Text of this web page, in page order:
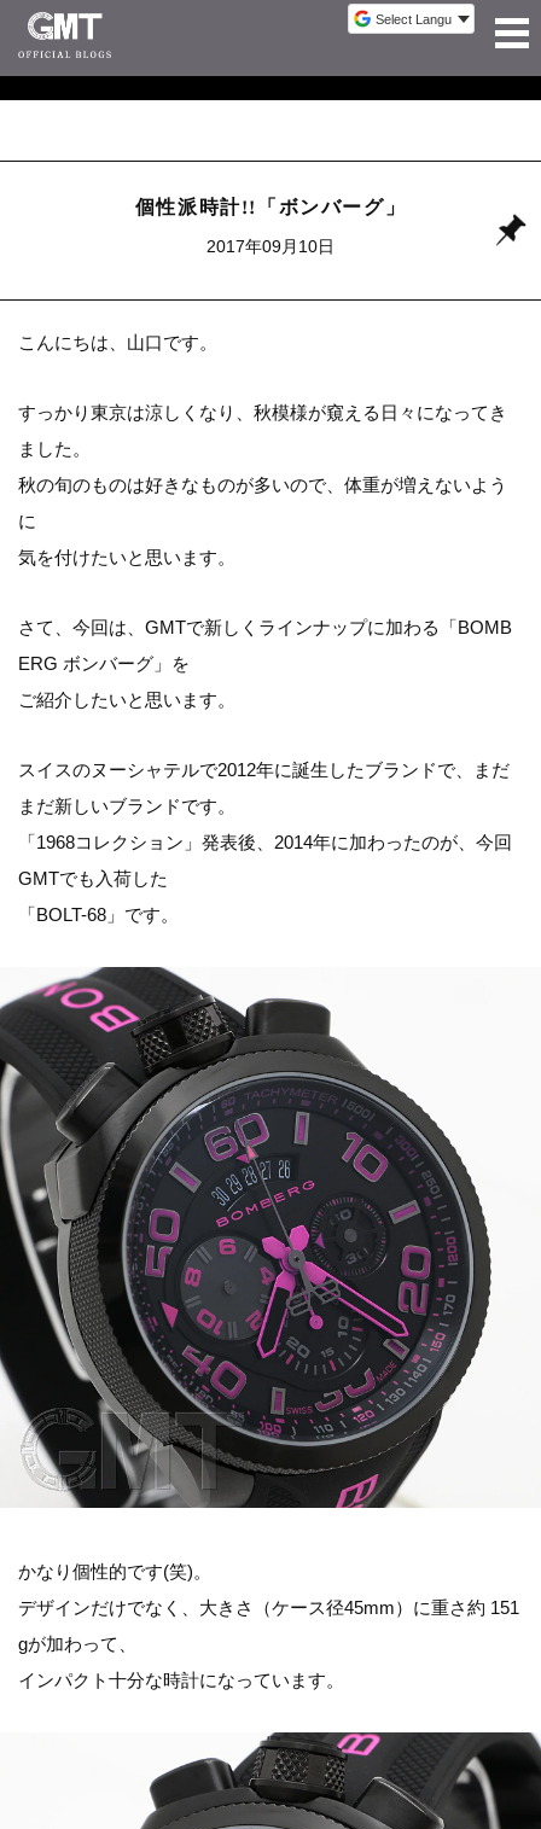
個性派時計!!「ボンバーグ」
2017年09月10日
こんにちは、山口です。
すっかり東京は涼しくなり、秋模様が窺える日々になってき
ました。
秋の旬のものは好きなものが多いので、体重が増えないよう
に
気を付けたいと思います。
さて、今回は、GMTで新しくラインナップに加わる「BOMB
ERG ボンバーグ」を
ご紹介したいと思います。
スイスのヌーシャテルで2012年に誕生したブランドで、まだ
まだ新しいブランドです。
「1968コレクション」発表後、2014年に加わったのが、今回
GMTでも入荷した
「BOLT-68」です。
かなり個性的です(笑)。
デザインだけでなく、大きさ（ケース径45mm）に重さ約 151
gが加わって、
インパクト十分な時計になっています。